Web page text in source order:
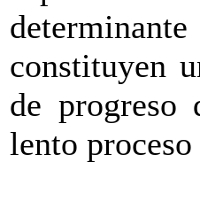
constituyen
de progreso
lento